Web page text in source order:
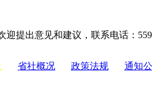
迎提出意见和建议，联系电话：
省社概况 政策法规 通知